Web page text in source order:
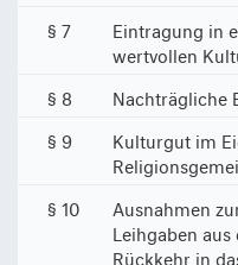
§ 7
Eintragung in
wertvollen
§ 8
Nachträgliche
§ 9
Kulturgut im
§ 10
Ausnahmen
Leihgaben
Rückkehr in